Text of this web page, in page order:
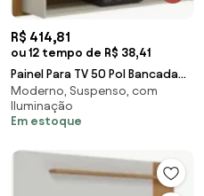
R$ 414,81
ou 12 tempo de R$ 38,41
Painel Para TV 50 Pol Bancada
Suspensa 120cm Perfect L06
Nature/Off Wh
Moderno, Suspenso, com
Iluminação
Em estoque